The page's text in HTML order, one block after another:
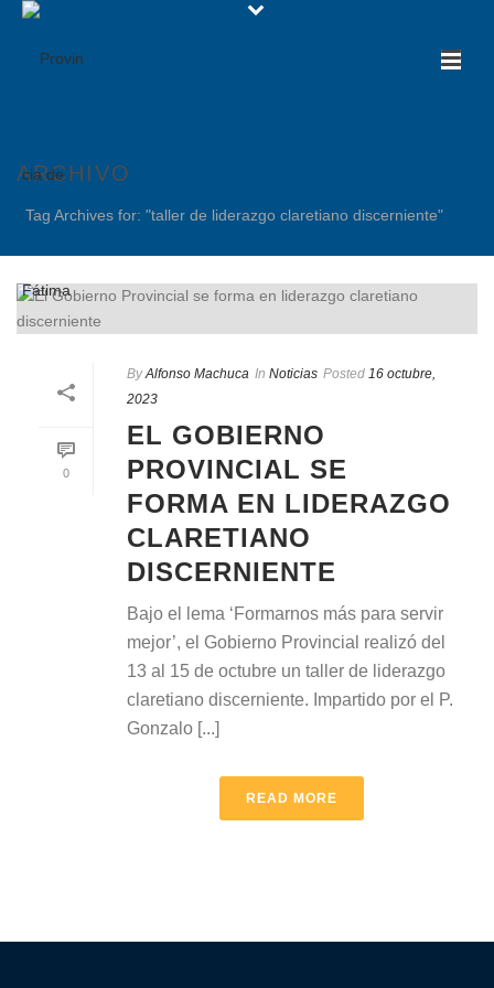
ARCHIVO
Tag Archives for: "taller de liderazgo claretiano discerniente"
0
By Alfonso Machuca In Noticias Posted 16 octubre,
2023
EL GOBIERNO
PROVINCIAL SE
FORMA EN LIDERAZGO
CLARETIANO
DISCERNIENTE
Bajo el lema ‘Formarnos más para servir
mejor’, el Gobierno Provincial realizó del
13 al 15 de octubre un taller de liderazgo
claretiano discerniente. Impartido por el P.
Gonzalo [...]
READ MORE